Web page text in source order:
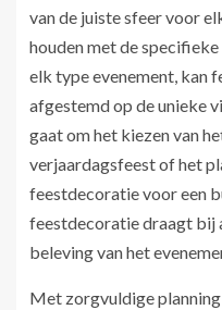
van de juiste sfeer voor
houden met de
elk type evenement, kan
afgestemd op de unieke
gaat om het kiezen van
verjaardagsfeest of het
feestdecoratie voor een
feestdecoratie draagt bij
beleving van het
Met zorgvuldige